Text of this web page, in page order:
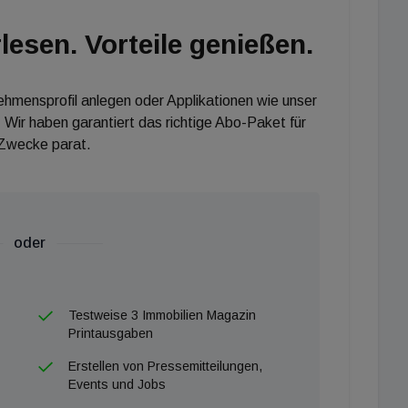
als Wirtschaftsmotor. Allein die Investitionen
von 1,15 Euro pro eingesetztem Fördereuro
effizientesten Formen öffentlicher Investition.
Vorteile genießen.
anlegen oder Applikationen wie unser
haben garantiert das richtige Abo-Paket für
parat.
oder
Testweise 3 Immobilien Magazin
Printausgaben
Erstellen von Pressemitteilungen,
Events und Jobs